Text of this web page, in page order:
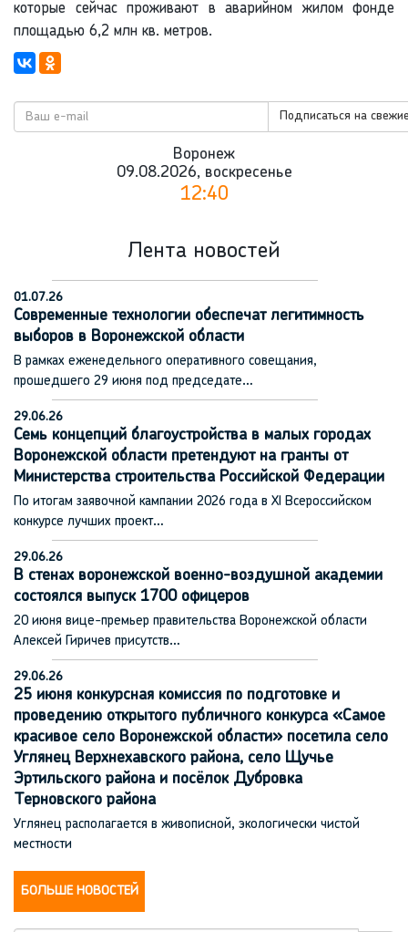
которые сейчас проживают в аварийном жилом фонде
площадью 6,2 млн кв. метров.
Подписаться на
Воронеж
09.08.2026, воскресенье
12:40
Лента новостей
01.07.26
Современные технологии обеспечат легитимность
выборов в Воронежской области
В рамках еженедельного оперативного совещания,
прошедшего 29 июня под председате…
29.06.26
Семь концепций благоустройства в малых городах
Воронежской области претендуют на гранты от
Министерства строительства Российской Федерации
По итогам заявочной кампании 2026 года в XI Всероссийском
конкурсе лучших проект…
29.06.26
В стенах воронежской военно-воздушной академии
состоялся выпуск 1700 офицеров
20 июня вице-премьер правительства Воронежской области
Алексей Гиричев присутств…
29.06.26
25 июня конкурсная комиссия по подготовке и
проведению открытого публичного конкурса «Самое
красивое село Воронежской области» посетила село
Углянец Верхнехавского района, село Щучье
Эртильского района и посёлок Дубровка
Терновского района
Углянец располагается в живописной, экологически чистой
местности
БОЛЬШЕ НОВОСТЕЙ